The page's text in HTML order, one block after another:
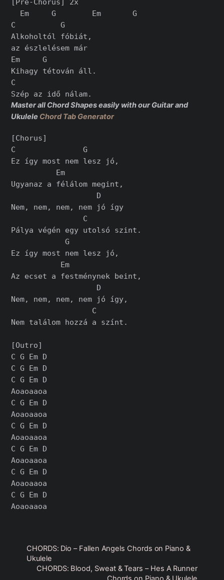
[Pre-Chorus] 2x
  Em     G        Em       G
C          G
Alkoholtól fóbiát,
az észlelésem már
Em     G
Kihagy tétován áll.
C
Master all Chord Shapes easily with our Guitar and
Ukulele Chord Tab Generator
[Chorus]
C               G
Ez így most nem lesz jó,
          Em
Ugyanaz a félálom megint,
                   D
Nem, nem, nem, nem jó így
                C
Pálya végén egy utolsó szint.
            G
Ez így most nem lesz jó,
           Em
Az ecset a festménynek beint,
                   D
Nem, nem, nem, nem jó így,
                  C
Nem találom hozzá a színt.
[Outro]
C G Em D
C G Em D
C G Em D
Aoaoaaoa
C G Em D
Aoaoaaoa
C G Em D
Aoaoaaoa
C G Em D
Aoaoaaoa
C G Em D
Aoaoaaoa
C G Em D
CHORDS: Dio – Fallen Angels Chords on Piano &
Ukulele
CHORDS: Blood, Sweat & Tears – Hes A Runner